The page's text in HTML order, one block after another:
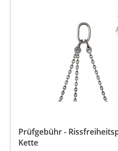
Prüfgebühr -
Kette